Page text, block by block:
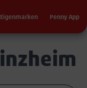
Eigenmarken Penny App